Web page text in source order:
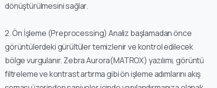
dönüştürülmesini sağlar.
2.⁠ ⁠Ön İşleme (Preprocessing) Analiz başlamadan önce
görüntülerdeki gürültüler temizlenir ve kontrol edilecek
bölge vurgulanır. Zebra Aurora(MATROX) yazılımı, görüntü
filtreleme ve kontrast artırma gibi ön işleme adımlarını akış